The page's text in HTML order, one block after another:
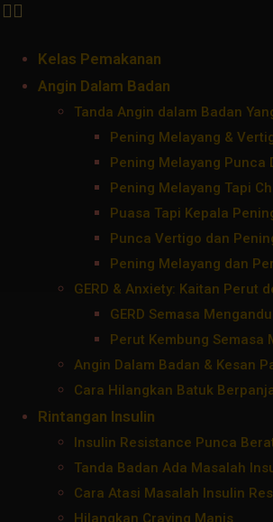
Kelas Pemakanan
Angin Dalam Badan
Tanda Angin dalam Badan
Pening Melayang &
Pening Melayang Punca
Pening Melayang Tapi
Puasa Tapi Kepala
Punca Vertigo dan
Pening Melayang dan
GERD & Anxiety: Kaitan Perut
GERD Semasa
Perut Kembung Semasa
Angin Dalam Badan & Kesan
Cara Hilangkan Batuk
Rintangan Insulin
Insulin Resistance Punca
Tanda Badan Ada Masalah
Cara Atasi Masalah Insulin
Hilangkan Craving Manis